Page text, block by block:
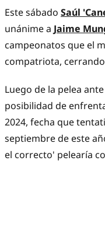
Este sábado Saúl
unánime a Jaime
campeonatos que el
compatriota,
Luego de la pelea
posibilidad de
2024, fecha que
septiembre de este
el correcto' pelearía